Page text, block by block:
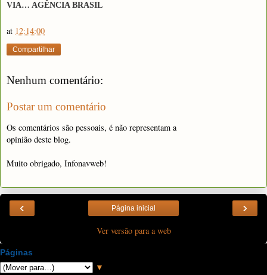
VIA… AGÊNCIA BRASIL
at 12:14:00
Compartilhar
Nenhum comentário:
Postar um comentário
Os comentários são pessoais, é não representam a
opinião deste blog.
Muito obrigado, Infonavweb!
‹ ›
Página inicial
Ver versão para a web
Páginas
▼